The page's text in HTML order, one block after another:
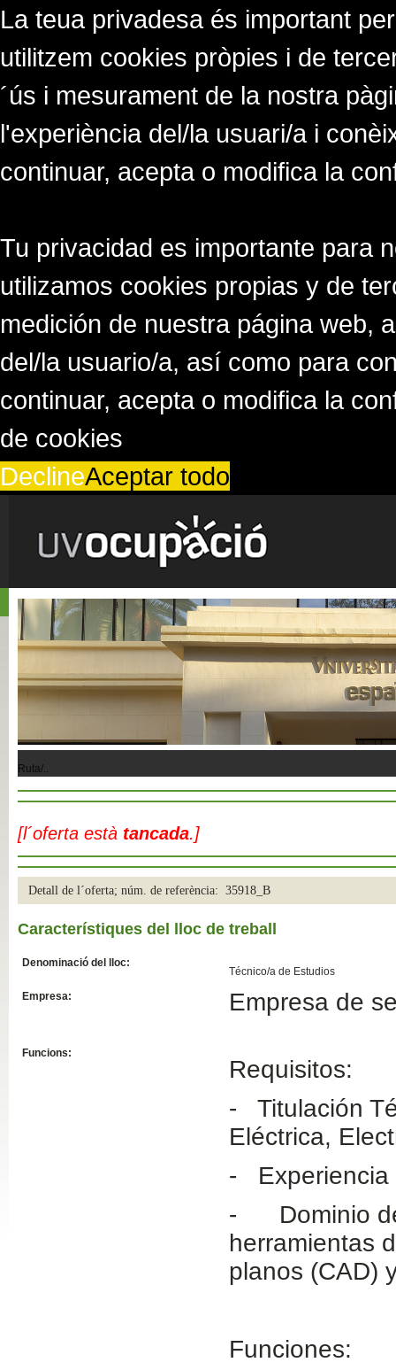
La teua privadesa és important
utilitzem cookies pròpies i de
´ús i mesurament de la nostra
l'experiència del/la usuari/a i
continuar, acepta o modifica la
Tu privacidad es importante para
utilizamos cookies propias y de
medición de nuestra página web,
del/la usuario/a, así como para
continuar, acepta o modifica la
de cookies
DeclineAceptar todo
Ruta/..
[l´oferta està tancada.]
Detall de l´oferta; núm. de referència: 35918_B
Característiques del lloc de treball
Denominació del lloc:
Técnico/a de Estudios
Empresa:
Empresa de
Funcions:
Requisitos:
- Titulación
Eléctrica,
- Experiencia
- Dominio de
herramientas
planos (CAD)
Funciones: